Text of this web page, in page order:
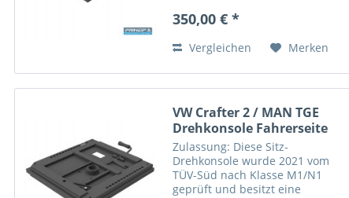
(KBA) für den VW Crafter 2 / MAN
des Sitzes...
350,00 € *
Vergleichen Merken
VW Crafter 2 / MAN TGE
Drehkonsole Fahrerseite
Zulassung: Diese Sitz-
Drehkonsole wurde 2021 vom
TÜV-Süd nach Klasse M1/N1
geprüft und besitzt eine